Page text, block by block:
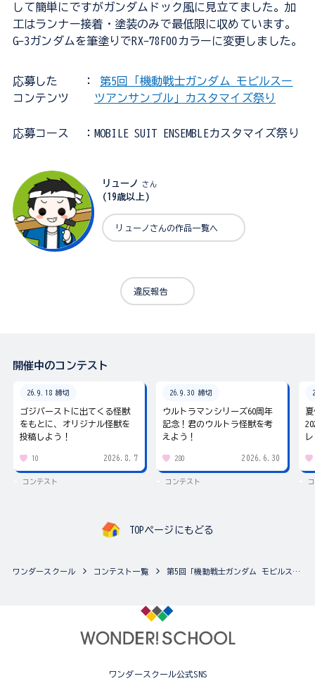
して簡単にですがガンダムドック風に見立てました。加
工はランナー接着・塗装のみで最低限に収めています。
G-3ガンダムを筆塗りでRX-78F00カラーに変更しました。
応募した
コンテンツ
：第5回「機動戦士ガンダム モビルスー
ツアンサンブル」カスタマイズ祭り
応募コース ：MOBILE SUIT ENSEMBLEカスタマイズ祭り
リューノ さん
(19歳以上)
リューノさんの作品一覧へ
違反報告
開催中のコンテスト
26.9.18 締切
ゴジバーストに出てくる怪獣
をもとに、オリジナル怪獣を
投稿しよう！
10 2026.8.7
コンテスト
26.9.30 締切
ウルトラマンシリーズ60周年
記念！君のウルトラ怪獣を考
えよう！
280 2026.6.30
コンテスト
TOPページにもどる
ワンダースクール コンテスト一覧 第5回「機動戦士ガンダム モビルスーツアンサンブル」カスタマイズ祭り
ワンダースクール公式SNS